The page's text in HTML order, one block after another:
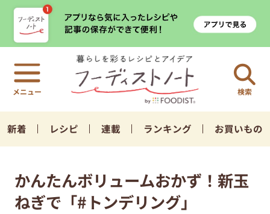
検索
新着 レシピ 連載 ランキング お買いもの
かんたんボリュームおかず！新玉
ねぎで「#トンデリング」